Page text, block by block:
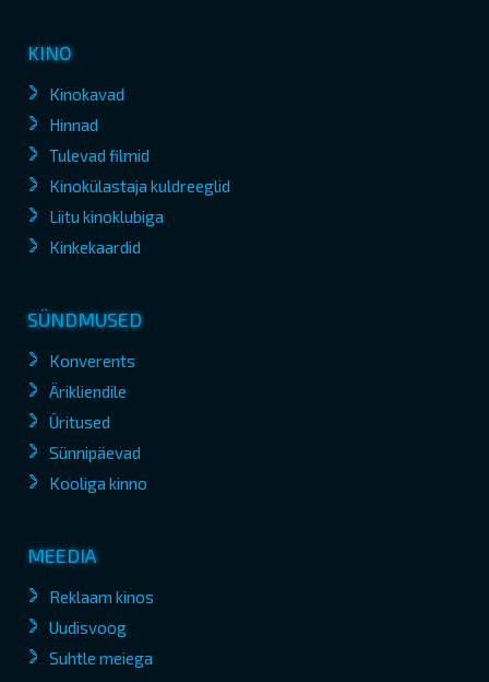
KINO
Kinokavad
Hinnad
Tulevad filmid
Kinokülastaja kuldreeglid
Liitu kinoklubiga
Kinkekaardid
SÜNDMUSED
Konverents
Ärikliendile
Üritused
Sünnipäevad
Kooliga kinno
MEEDIA
Reklaam kinos
Uudisvoog
Suhtle meiega